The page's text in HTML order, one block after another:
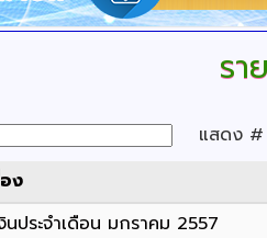
รา
แสดง
ง
นประจำเดือน มกราคม 2557